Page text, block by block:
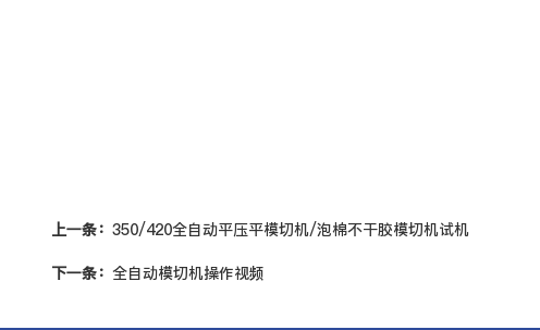
上一条： 350/420全自动平压平模切机/泡棉不干胶模切机试机
下一条： 全自动模切机操作视频